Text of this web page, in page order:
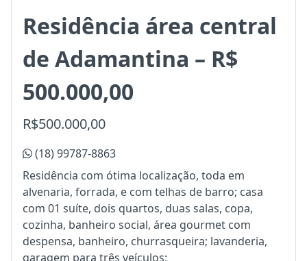
Residência área central
de Adamantina – R$
500.000,00
R$500.000,00
(18) 99787-8863
Residência com ótima localização, toda em
alvenaria, forrada, e com telhas de barro; casa
com 01 suíte, dois quartos, duas salas, copa,
cozinha, banheiro social, área gourmet com
despensa, banheiro, churrasqueira; lavanderia,
garagem para três veículos;